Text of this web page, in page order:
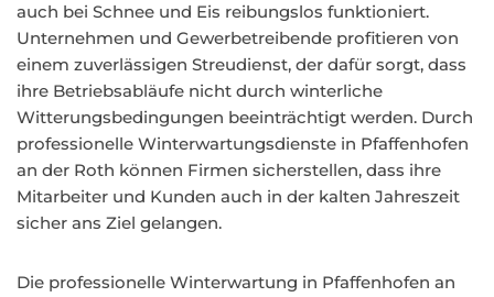
auch bei Schnee und Eis reibungslos funktioniert.
Unternehmen und Gewerbetreibende profitieren von
einem zuverlässigen Streudienst, der dafür sorgt, dass
ihre Betriebsabläufe nicht durch winterliche
Witterungsbedingungen beeinträchtigt werden. Durch
professionelle Winterwartungsdienste in Pfaffenhofen
an der Roth können Firmen sicherstellen, dass ihre
Mitarbeiter und Kunden auch in der kalten Jahreszeit
sicher ans Ziel gelangen.
Die professionelle Winterwartung in Pfaffenhofen an